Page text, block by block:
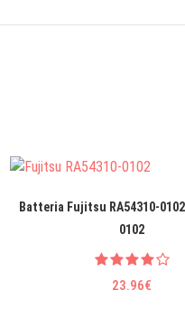
Batteria Fujitsu RA54310-
0102
23.96€